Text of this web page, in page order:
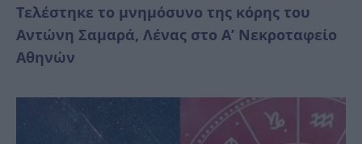
Τελέστηκε το μνημόσυνο της κόρης του
Αντώνη Σαμαρά, Λένας στο Α’ Νεκροταφείο
Αθηνών